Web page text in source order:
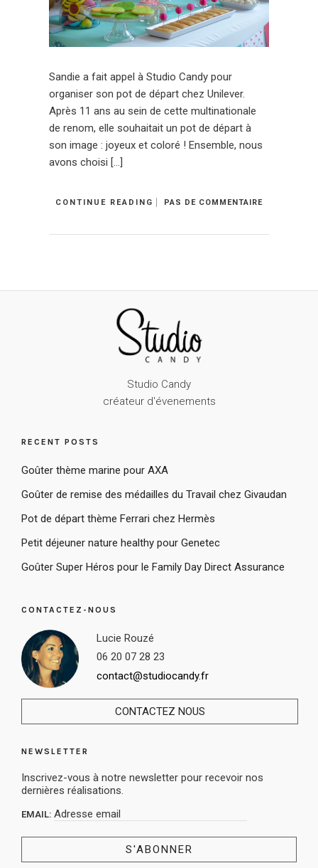
Sandie a fait appel à Studio Candy pour
organiser son pot de départ chez Unilever.
Après 11 ans au sein de cette multinationale
de renom, elle souhaitait un pot de départ à
son image : joyeux et coloré ! Ensemble, nous
avons choisi […]
CONTINUE READING PAS DE COMMENTAIRE
Studio Candy
créateur d'évenements
RECENT POSTS
Goûter thème marine pour AXA
Goûter de remise des médailles du Travail chez Givaudan
Pot de départ thème Ferrari chez Hermès
Petit déjeuner nature healthy pour Genetec
Goûter Super Héros pour le Family Day Direct Assurance
CONTACTEZ-NOUS
Lucie Rouzé
06 20 07 28 23
contact@studiocandy.fr
CONTACTEZ NOUS
NEWSLETTER
Inscrivez-vous à notre newsletter pour recevoir nos
dernières réalisations.
EMAIL: